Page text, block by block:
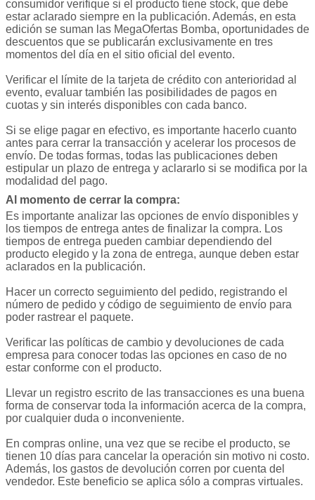
consumidor verifique si el producto tiene stock, que debe
estar aclarado siempre en la publicación. Además, en esta
edición se suman las MegaOfertas Bomba, oportunidades de
descuentos que se publicarán exclusivamente en tres
momentos del día en el sitio oficial del evento.
Verificar el límite de la tarjeta de crédito con anterioridad al
evento, evaluar también las posibilidades de pagos en
cuotas y sin interés disponibles con cada banco.
Si se elige pagar en efectivo, es importante hacerlo cuanto
antes para cerrar la transacción y acelerar los procesos de
envío. De todas formas, todas las publicaciones deben
estipular un plazo de entrega y aclararlo si se modifica por la
modalidad del pago.
Al momento de cerrar la compra:
Es importante analizar las opciones de envío disponibles y
los tiempos de entrega antes de finalizar la compra. Los
tiempos de entrega pueden cambiar dependiendo del
producto elegido y la zona de entrega, aunque deben estar
aclarados en la publicación.
Hacer un correcto seguimiento del pedido, registrando el
número de pedido y código de seguimiento de envío para
poder rastrear el paquete.
Verificar las políticas de cambio y devoluciones de cada
empresa para conocer todas las opciones en caso de no
estar conforme con el producto.
Llevar un registro escrito de las transacciones es una buena
forma de conservar toda la información acerca de la compra,
por cualquier duda o inconveniente.
En compras online, una vez que se recibe el producto, se
tienen 10 días para cancelar la operación sin motivo ni costo.
Además, los gastos de devolución corren por cuenta del
vendedor. Este beneficio se aplica sólo a compras virtuales.